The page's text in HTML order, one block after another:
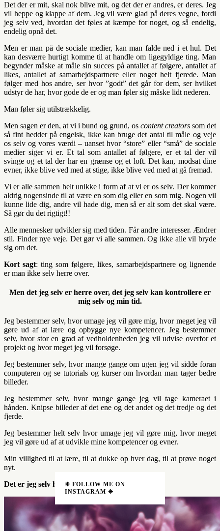
Det der er mit, skal nok blive mit, og det der er andres, er deres. Jeg
vil heppe og klappe af dem. Jeg vil være glad på deres vegne, fordi
jeg selv ved, hvordan det føles at kæmpe for noget, og så endelig,
endelig opnå det.
Men er man på de sociale medier, kan man falde ned i et hul. Det
kan desværre hurtigt komme til at handle om ligegyldige ting. Man
begynder måske at måle sin succes på antallet af følgere, antallet af
likes, antallet af samarbejdspartnere eller noget helt fjerede. Man
følger med hos andre, ser hvor ”godt” det går for dem, ser hvilket
udstyr de har, hvor gode de er og man føler sig måske lidt nederen.
Man føler sig utilstrækkelig.
Men sagen er den, at vi i bund og grund, os content creators som det
så fint hedder på engelsk, ikke kan bruge det antal til måle og veje
os selv og vores værdi – uanset hvor “store” eller “små” de sociale
medier siger vi er. Et tal som antallet af følgere, er et tal der vil
svinge og et tal der har en grænse og et loft. Det kan, modsat dine
evner, ikke blive ved med at stige, ikke blive ved med at gå fremad.
Vi er alle sammen helt unikke i form af at vi er os selv. Der kommer
aldrig nogensinde til at være en som dig eller en som mig. Nogen vil
kunne lide dig, andre vil hade dig, men så er alt som det skal være.
Så gør du det rigtigt!!
Alle mennesker udvikler sig med tiden. Får andre interesser. Ændrer
stil. Finder nye veje. Det gør vi alle sammen. Og ikke alle vil bryde
sig om det.
Kort sagt: ting som følgere, likes, samarbejdspartnere og lignende
er man ikke selv herre over.
Men det jeg selv er herre over, det jeg selv kan kontrollere er
mig selv og min tid.
Jeg bestemmer selv, hvor umage jeg vil gøre mig, hvor meget jeg vil
gøre ud af at lære og opbygge nye kompetencer. Jeg bestemmer
selv, hvor stor en grad af vedholdenheden jeg vil udvise overfor et
projekt og hvor meget jeg vil forsøge.
Jeg bestemmer selv, hvor mange gange om ugen jeg vil sidde foran
computeren og se tutorials og kurser om hvordan man tager bedre
billeder.
Jeg bestemmer selv, hvor mange gange jeg vil tage kameraet i
hånden. Knipse billeder af det ene og det andet og det tredje og det
fjerde.
Jeg bestemmer helt selv hvor umage jeg vil gøre mig, hvor meget
jeg vil gøre ud af at udvikle mine kompetencer og evner.
Min villighed til at lære, til at dukke op hver dag, til at prøve noget
nyt.
Det er jeg selv herre over.❈ FOLLOW ME ON
INSTAGRAM ❈